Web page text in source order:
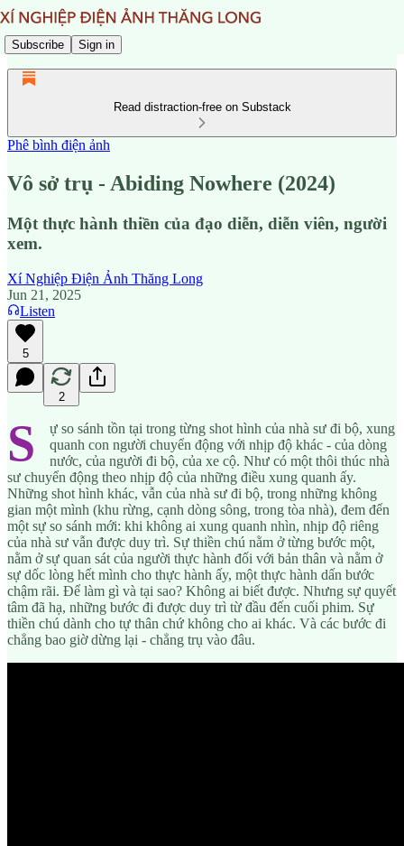
Subscribe Sign in
Read distraction-free on Substack
Phê bình điện ảnh
Vô sở trụ - Abiding Nowhere (2024)
Một thực hành thiền của đạo diễn, diễn viên, người
xem.
Xí Nghiệp Điện Ảnh Thăng Long
Jun 21, 2025
Listen
5
2
S
ự so sánh tồn tại trong từng shot hình của nhà sư đi bộ, xung
quanh con người chuyển động với nhịp độ khác - của dòng
nước, của người đi bộ, của xe cộ. Như có một thôi thúc nhà
sư chuyển động theo nhịp độ của những điều xung quanh ấy.
Những shot hình khác, vẫn của nhà sư đi bộ, trong những không
gian một mình (khu rừng, cạnh dòng sông, trong tòa nhà), đem đến
một sự so sánh mới: khi không ai xung quanh nhìn, nhịp độ riêng
của nhà sư vẫn được duy trì. Sự thiền chú nằm ở từng bước một,
nằm ở sự quan sát của người thực hành đối với bản thân và nằm ở
sự dốc lòng hết mình cho thực hành ấy, một thực hành dấn bước
chậm rãi. Để làm gì và tại sao? Không ai biết được. Nhưng sự quyết
tâm đã hạ, những bước đi được duy trì từ đầu đến cuối phim. Sự
thiền chú dành cho tự thân chứ không cho ai khác. Và các bước đi
chẳng bao giờ dừng lại - chẳng trụ vào đâu.